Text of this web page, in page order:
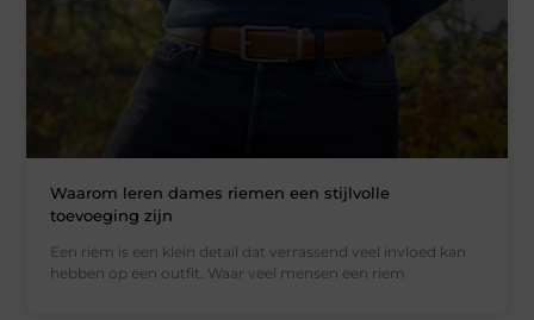
Waarom leren dames riemen een stijlvolle
toevoeging zijn
Een riem is een klein detail dat verrassend veel invloed kan
hebben op een outfit. Waar veel mensen een riem